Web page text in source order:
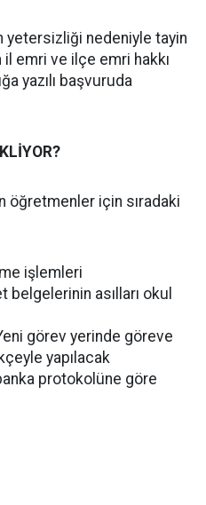
yetersizliği nedeniyle tayin
emri ve ilçe emri hakkı
yazılı başvuruda
öğretmenler için sıradaki
işlemleri
belgelerinin asılları okul
görev yerinde göreve
yapılacak
protokolüne göre